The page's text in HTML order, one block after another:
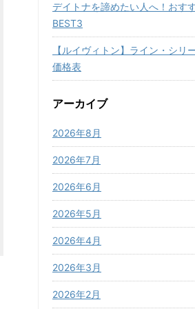
デイトナを諦めたい人へ！おす
BEST3
【ルイヴィトン】ライン・シリ
価格表
アーカイブ
2026年8月
2026年7月
2026年6月
2026年5月
2026年4月
2026年3月
2026年2月